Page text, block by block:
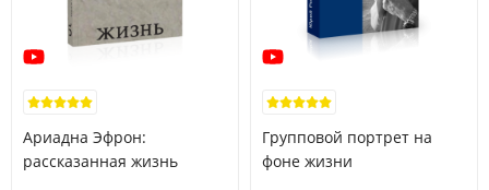
Ариадна Эфрон:
рассказанная жизнь
Групповой портрет на
фоне жизни